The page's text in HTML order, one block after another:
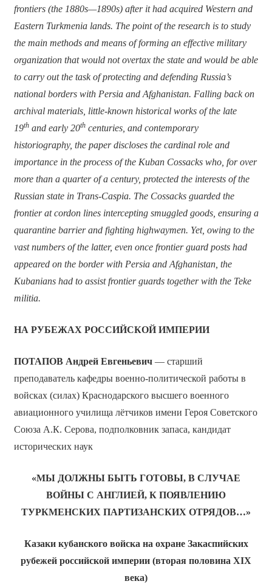
frontiers (the 1880s—1890s) after it had acquired Western and
Eastern Turkmenia lands. The point of the research is to study
the main methods and means of forming an effective military
organization that would not overtax the state and would be able
to carry out the task of protecting and defending Russia’s
national borders with Persia and Afghanistan. Falling back on
archival materials, little-known historical works of the late
19thand early 20thcenturies, and contemporary
historiography, the paper discloses the cardinal role and
importance in the process of the Kuban Cossacks who, for over
more than a quarter of a century, protected the interests of the
Russian state in Trans-Caspia. The Cossacks guarded the
frontier at cordon lines intercepting smuggled goods, ensuring a
quarantine barrier and fighting highwaymen. Yet, owing to the
vast numbers of the latter, even once frontier guard posts had
appeared on the border with Persia and Afghanistan, the
Kubanians had to assist frontier guards together with the Teke
militia.
НА РУБЕЖАХ РОССИЙСКОЙ ИМПЕРИИ
ПОТАПОВ Андрей Евгеньевич— старший
преподаватель кафедры военно-политической работы в
войсках (силах) Краснодарского высшего военного
авиационного училища лётчиков имени Героя Советского
Союза А.К. Серова, подполковник запаса, кандидат
исторических наук
«МЫ ДОЛЖНЫ БЫТЬ ГОТОВЫ, В СЛУЧАЕ
ВОЙНЫ С АНГЛИЕЙ, К ПОЯВЛЕНИЮ
ТУРКМЕНСКИХ ПАРТИЗАНСКИХ ОТРЯДОВ…»
Казаки кубанского войска на охране Закаспийских
рубежей российской империи (вторая половина XIX
века)